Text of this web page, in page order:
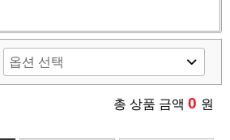
총 상품 금액 0 원